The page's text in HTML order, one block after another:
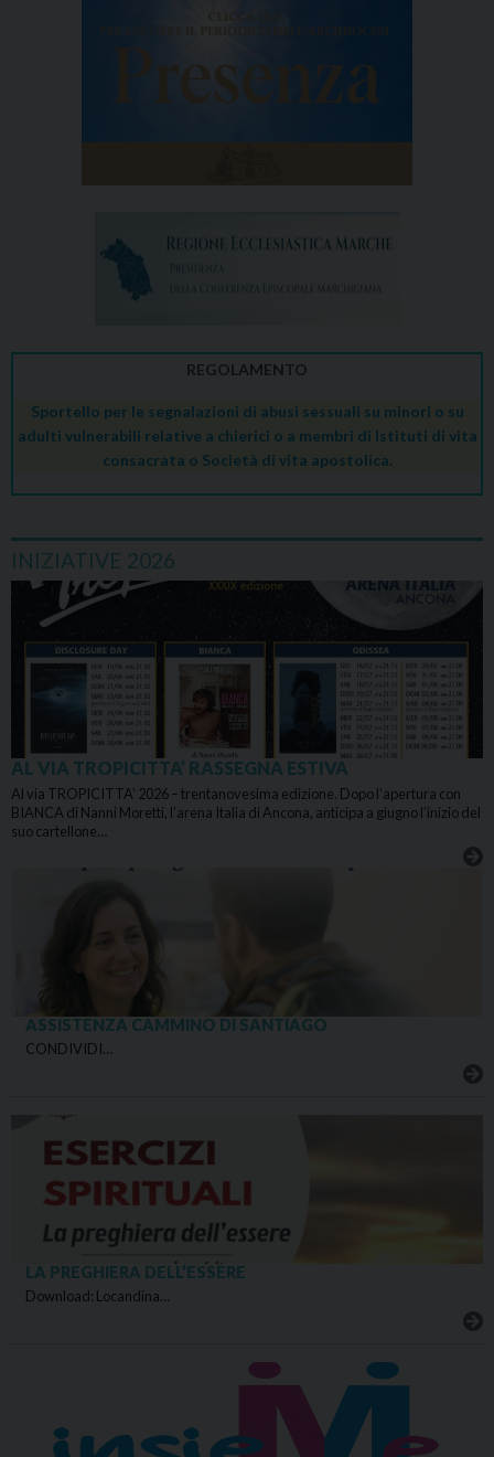
REGOLAMENTO
Sportello per le segnalazioni di abusi sessuali su minori o su
adulti vulnerabili relative a chierici o a membri di Istituti di vita
consacrata o Società di vita apostolica.
INIZIATIVE 2026
AL VIA TROPICITTA’ RASSEGNA ESTIVA
Al via TROPICITTA’ 2026 – trentanovesima edizione. Dopo l’apertura con
BIANCA di Nanni Moretti, l’arena Italia di Ancona, anticipa a giugno l’inizio del
suo cartellone…
ASSISTENZA CAMMINO DI SANTIAGO
CONDIVIDI…
LA PREGHIERA DELL’ESSERE
Download: Locandina…